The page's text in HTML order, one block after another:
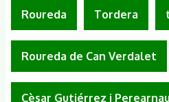
Roureda Tordera
Roureda de Can Verdalet
Cèsar Gutiérrez i Perearnau